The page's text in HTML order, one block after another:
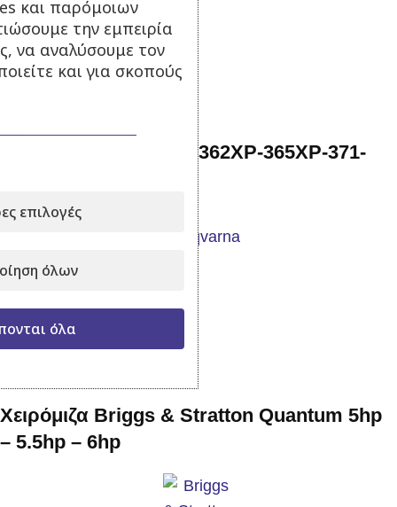
25,00€ με Φ.Π.Α.
Προσθήκη στο καλάθι
Χειρόμιζα Husqvarna 362XP-365XP-371-
Προσθήκη στο καλάθι
Χειρόμιζα Briggs & Stratton Quantum 5hp
– 5.5hp – 6hp
και παρόμοιων
την εμπειρία
να αναλύσουμε τον
και για σκοπούς
επιλογές
όλων
όλα